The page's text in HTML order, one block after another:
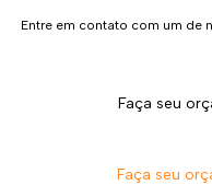
Entre em contato com um de
Faça seu
Faça seu